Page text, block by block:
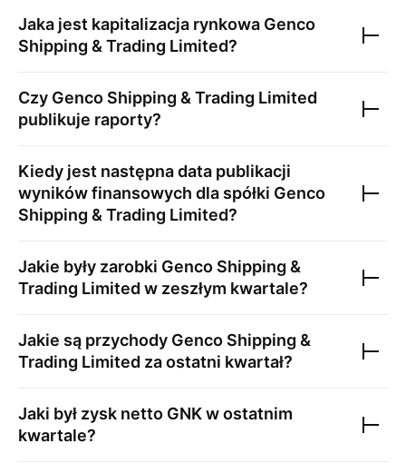
Jaka jest kapitalizacja rynkowa Genco
Shipping & Trading Limited?
Czy Genco Shipping & Trading Limited
publikuje raporty?
Kiedy jest następna data publikacji
wyników finansowych dla spółki Genco
Shipping & Trading Limited?
Jakie były zarobki Genco Shipping &
Trading Limited w zeszłym kwartale?
Jakie są przychody Genco Shipping &
Trading Limited za ostatni kwartał?
Jaki był zysk netto GNKw ostatnim
kwartale?